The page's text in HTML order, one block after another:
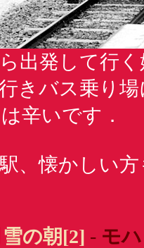
出発して行
きバス乗り
辛いです．
、懐かしい
雪の朝[2] - モ